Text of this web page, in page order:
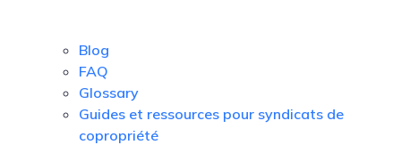
Blog
FAQ
Glossary
Guides et ressources pour syndicats de
copropriété